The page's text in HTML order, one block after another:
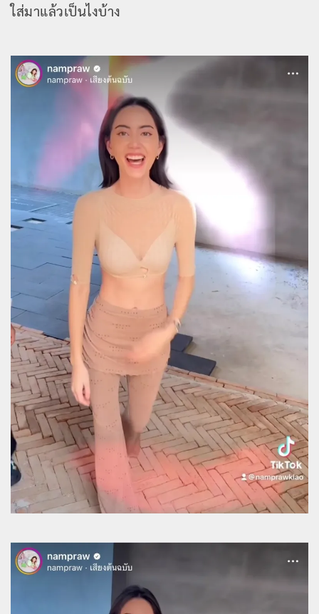
ใส่มาแล้วเป็นไงบ้าง